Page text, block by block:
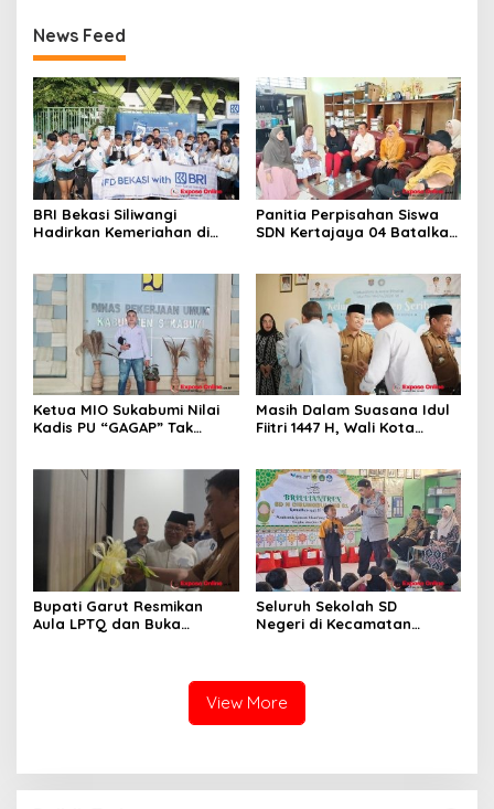
News Feed
BRI Bekasi Siliwangi
Hadirkan Kemeriahan di
Panitia Perpisahan Siswa
SDN Kertajaya 04 Batalkan
Ketua MIO Sukabumi Nilai
Kadis PU “GAGAP” Tak
Masih Dalam Suasana Idul
Fiitri 1447 H, Wali Kota
Baru Kelurahan Duren
Seribu
Bupati Garut Resmikan
Aula LPTQ dan Buka
Seluruh Sekolah SD
Negeri di Kecamatan
dan Karakter Siswa
View More